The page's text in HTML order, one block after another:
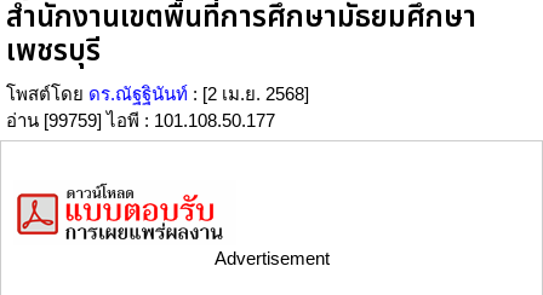
สำนักงานเขตพื้นที่การศึกษามัธยมศึกษา
เพชรบุรี
โพสต์โดย ดร.ณัฐฐินันท์ : [2 เม.ย. 2568]
อ่าน [99759] ไอพี : 101.108.50.177
Advertisement